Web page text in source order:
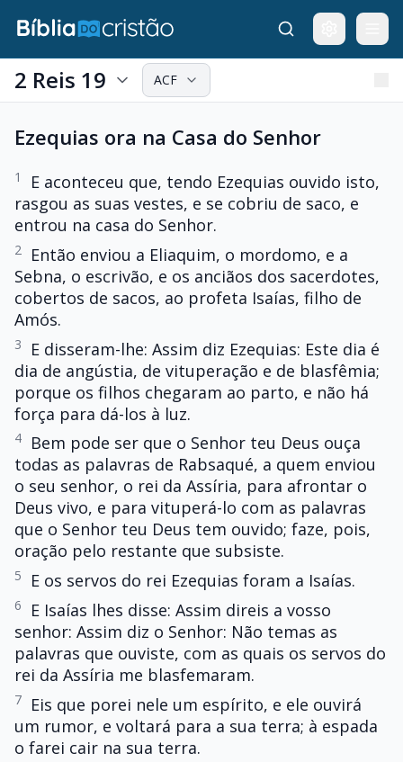
2 Reis 19 ACF
Ezequias ora na Casa do Senhor
1
E aconteceu que, tendo Ezequias ouvido isto,
rasgou as suas vestes, e se cobriu de saco, e
entrou na casa do Senhor.
2
Então enviou a Eliaquim, o mordomo, e a
Sebna, o escrivão, e os anciãos dos sacerdotes,
cobertos de sacos, ao profeta Isaías, filho de
Amós.
3
E disseram-lhe: Assim diz Ezequias: Este dia é
dia de angústia, de vituperação e de blasfêmia;
porque os filhos chegaram ao parto, e não há
força para dá-los à luz.
4
Bem pode ser que o Senhor teu Deus ouça
todas as palavras de Rabsaqué, a quem enviou
o seu senhor, o rei da Assíria, para afrontar o
Deus vivo, e para vituperá-lo com as palavras
que o Senhor teu Deus tem ouvido; faze, pois,
oração pelo restante que subsiste.
5 E os servos do rei Ezequias foram a Isaías.
6
E Isaías lhes disse: Assim direis a vosso
senhor: Assim diz o Senhor: Não temas as
palavras que ouviste, com as quais os servos do
rei da Assíria me blasfemaram.
7
Eis que porei nele um espírito, e ele ouvirá
um rumor, e voltará para a sua terra; à espada
o farei cair na sua terra.